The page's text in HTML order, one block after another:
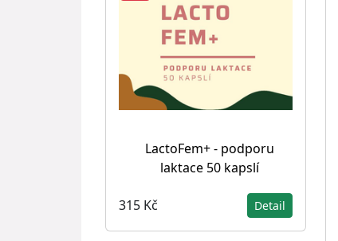
LactoFem+ - podporu
laktace 50 kapslí
315 Kč Detail